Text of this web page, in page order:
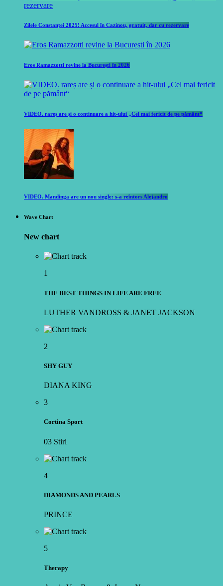
Zilele Constanței 2025! Accesul în Cazinou, gratuit, dar cu rezervare
Eros Ramazzotti revine la București în 2026
VIDEO. rareș are și o continuare a hit-ului „Cel mai fericit de pe pământ“
VIDEO. Mandinga are un nou single: s-a reîntors Alejandro
Wave Chart
New chart
1
THE BEST THINGS IN LIFE ARE FREE
LUTHER VANDROSS & JANET JACKSON
2
SHY GUY
DIANA KING
3
Cortina Sport
03 Stiri
4
DIAMONDS AND PEARLS
PRINCE
5
Therapy